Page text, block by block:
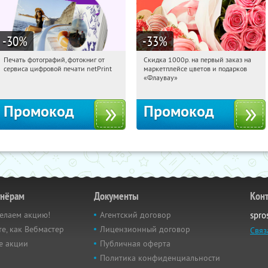
-30%
10:04:56 Получили:
Печать фотографий, фотокниг от
сервиса цифровой печати netPrint
Промокод
-33%
10:04:56 Получили:
Россия
Скидка 1000р. на первый заказ на
маркетплейсе цветов и подарков
«Флаувау»
Промокод
акцию!
как Вебмастер
акции
Документы
Агентский договор
Лицензионный договор
Публичная оферта
Политика конфиденциальности